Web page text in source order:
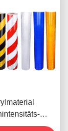
9300s für